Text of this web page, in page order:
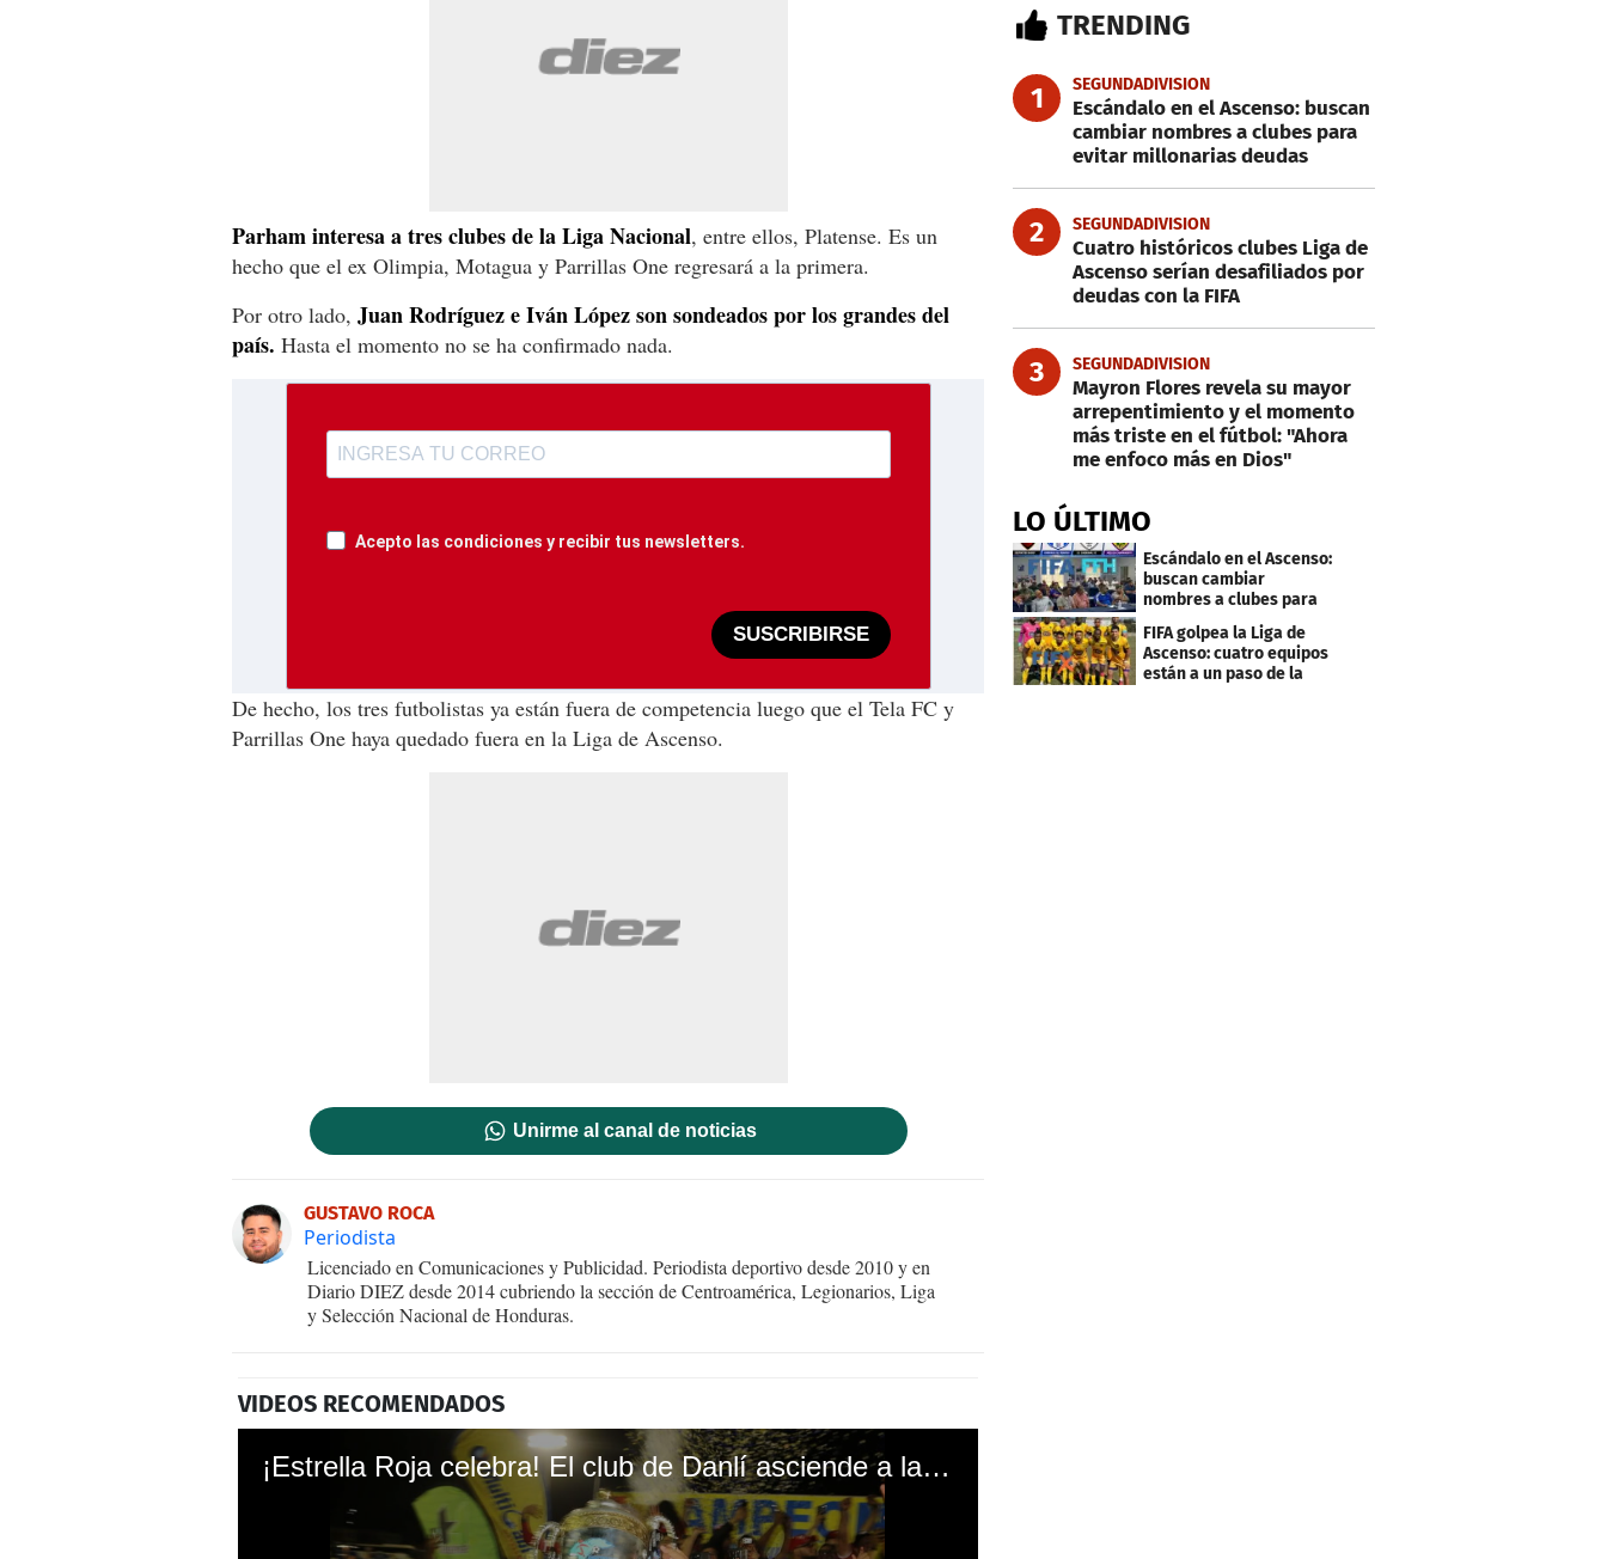
Parham interesa a tres clubes de la Liga Nacional, entre ellos, Platense. Es un
hecho que el ex Olimpia, Motagua y Parrillas One regresará a la primera.
Por otro lado, Juan Rodríguez e Iván López son sondeados por los grandes del
país. Hasta el momento no se ha confirmado nada.
Acepto las condiciones y recibir tus newsletters.
SUSCRIBIRSE
De hecho, los tres futbolistas ya están fuera de competencia luego que el Tela FC y
Parrillas One haya quedado fuera en la Liga de Ascenso.
Unirme al canal de noticias
GUSTAVO ROCA
Periodista
Licenciado en Comunicaciones y Publicidad. Periodista deportivo desde 2010 y en
Diario DIEZ desde 2014 cubriendo la sección de Centroamérica, Legionarios, Liga
y Selección Nacional de Honduras.
VIDEOS RECOMENDADOS
¡Estrella Roja celebra! El club de Danlí asciende a la Liga Nacional de Honduras
TRENDING
1 SEGUNDADIVISION
Escándalo en el Ascenso: buscan
cambiar nombres a clubes para
evitar millonarias deudas
2 SEGUNDADIVISION
Cuatro históricos clubes Liga de
Ascenso serían desafiliados por
deudas con la FIFA
3 SEGUNDADIVISION
Mayron Flores revela su mayor
arrepentimiento y el momento
más triste en el fútbol: "Ahora
me enfoco más en Dios​​​"
LO ÚLTIMO
Escándalo en el Ascenso:
buscan cambiar
nombres a clubes para
evitar millonarias
deudas
FIFA golpea la Liga de
Ascenso: cuatro equipos
están a un paso de la